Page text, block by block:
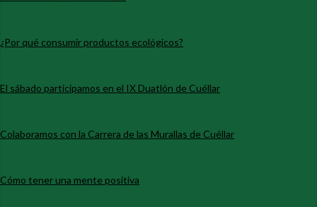
¿Por qué consumir productos ecológicos?
El sábado participamos en el IX Duatlón de Cuéllar
Colaboramos con la Carrera de las Murallas de Cuéllar
Cómo tener una mente positiva